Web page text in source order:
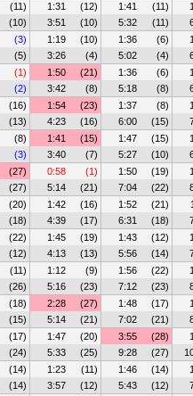
(11) 1:31 (12) 1:41 (11)
(10) 3:51 (10) 5:32 (11)
(3) 1:19 (10) 1:36 (6)
(5) 3:26 (4) 5:02 (4)
(1) 1:50 (21) 1:36 (6)
(2) 3:42 (8) 5:18 (8)
(16) 1:54 (23) 1:37 (8)
(13) 4:23 (16) 6:00 (15)
(8) 1:41 (15) 1:47 (15)
(3) 3:40 (7) 5:27 (10)
(27) 0:58 (1) 1:50 (19)
(27) 5:14 (21) 7:04 (22)
(20) 1:42 (16) 1:52 (21)
(18) 4:39 (17) 6:31 (18)
(22) 1:45 (19) 1:43 (12)
(12) 4:13 (13) 5:56 (14)
(11) 1:12 (9) 1:56 (22)
(26) 5:16 (23) 7:12 (23)
(18) 2:28 (27) 1:48 (17)
(15) 5:14 (21) 7:02 (21)
(17) 1:47 (20) 3:55 (28)
(24) 5:33 (25) 9:28 (27)
(14) 1:23 (11) 1:46 (14)
(14) 3:57 (12) 5:43 (12)